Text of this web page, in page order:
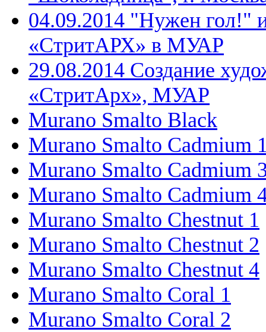
04.09.2014 "Нужен гол!"
«СтритАРХ» в МУАР
29.08.2014 Создание
«СтритАрх», МУАР
Murano Smalto Black
Murano Smalto Cadmium
Murano Smalto Cadmium
Murano Smalto Cadmium
Murano Smalto Chestnut 1
Murano Smalto Chestnut 2
Murano Smalto Chestnut 4
Murano Smalto Coral 1
Murano Smalto Coral 2